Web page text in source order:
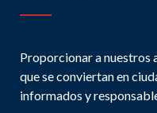
Proporcionar a nuestros
que se conviertan en
informados y